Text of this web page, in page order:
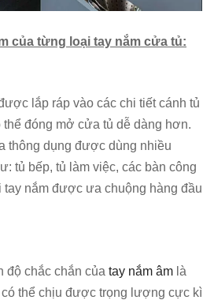
của từng loại tay nắm cửa tủ:
lắp ráp vào các chi tiết cánh tủ
đóng mở cửa tủ dễ dàng hơn.
thông dụng được dùng nhiều
tủ bếp, tủ làm việc, các bàn công
tay nắm được ưa chuộng hàng đầu
chắc chắn của tay nắm âm là
có thể chịu được trọng lượng cực kì